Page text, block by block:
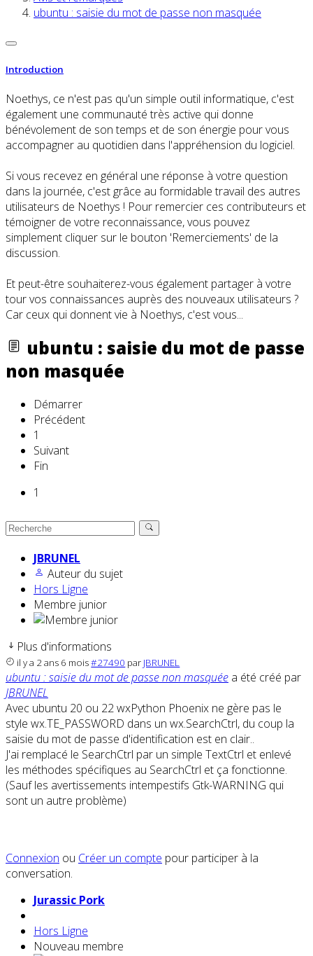
ubuntu : saisie du mot de passe non masquée
Introduction
Noethys, ce n'est pas qu'un simple outil informatique, c'est
également une communauté très active qui donne
bénévolement de son temps et de son énergie pour vous
accompagner au quotidien dans l'appréhension du logiciel.
Si vous recevez en général une réponse à votre question
dans la journée, c'est grâce au formidable travail des autres
utilisateurs de Noethys ! Pour remercier ces contributeurs et
témoigner de votre reconnaissance, vous pouvez
simplement cliquer sur le bouton 'Remerciements' de la
discussion.
Et peut-être souhaiterez-vous également partager à votre
tour vos connaissances auprès des nouveaux utilisateurs ?
Car ceux qui donnent vie à Noethys, c'est vous...
ubuntu : saisie du mot de passe
non masquée
Démarrer
Précédent
1
Suivant
Fin
1
JBRUNEL
Auteur du sujet
Hors Ligne
Membre junior
Plus d'informations
il y a 2 ans 6 mois#27490 par JBRUNEL
ubuntu : saisie du mot de passe non masquée a été créé par
JBRUNEL
Avec ubuntu 20 ou 22 wxPython Phoenix ne gère pas le
style wx.TE_PASSWORD dans un wx.SearchCtrl, du coup la
saisie du mot de passe d'identification est en clair..
J'ai remplacé le SearchCtrl par un simple TextCtrl et enlevé
les méthodes spécifiques au SearchCtrl et ça fonctionne.
(Sauf les avertissements intempestifs Gtk-WARNING qui
sont un autre problème)
Connexion ou Créer un compte pour participer à la
conversation.
Jurassic Pork
Hors Ligne
Nouveau membre